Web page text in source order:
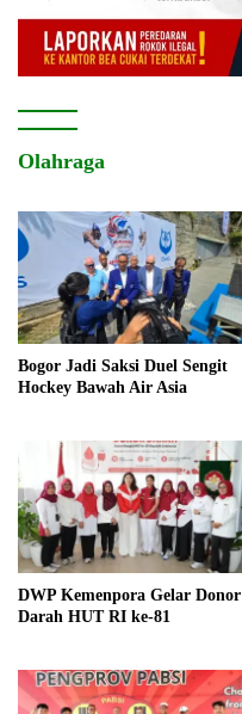
Olahraga
Bogor Jadi Saksi Duel Sengit
Hockey Bawah Air Asia
DWP Kemenpora Gelar Donor
Darah HUT RI ke-81